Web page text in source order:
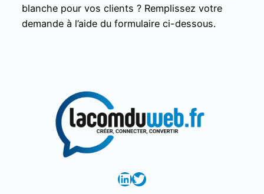
blanche pour vos clients ? Remplissez votre
demande à l’aide du formulaire ci-dessous.
LinkedIn Twitter